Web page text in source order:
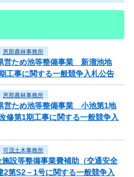
恵那農林事務所
営ため池等整備事業 新溜池地
工事に関する一般競争入札公告
恵那農林事務所
営ため池等整備事業 小池第1地
修第1期工事に関する一般競争入
可茂土木事務所
設等整備事業費補助（交通安全
第S2－1号に関する一般競争入